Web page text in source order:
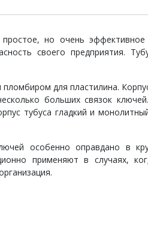
но очень
своего предприятия.
для пластилина.
больших связок
тубуса гладкий и
особенно оправдано в
применяют в случаях,